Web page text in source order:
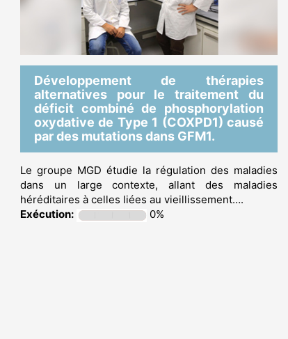
Développement de thérapies
alternatives pour le traitement du
déficit combiné de phosphorylation
oxydative de Type 1 (COXPD1) causé
par des mutations dans GFM1.
Le groupe MGD étudie la régulation des maladies
dans un large contexte, allant des maladies
héréditaires à celles liées au vieillissement….
Exécution:
0%